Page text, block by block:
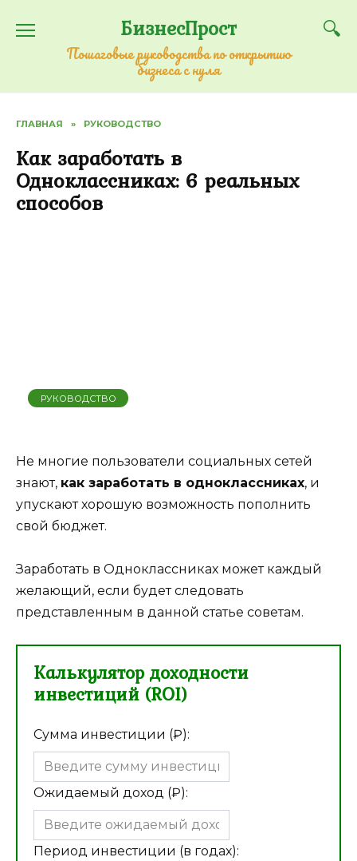
содержанию
БизнесПрост
Пошаговые руководства по открытию
бизнеса с нуля
ГЛАВНАЯ » РУКОВОДСТВО
Как заработать в
Одноклассниках: 6 реальных
способов
РУКОВОДСТВО
Не многие пользователи социальных сетей
знают, как заработать в одноклассниках, и
упускают хорошую возможность пополнить
свой бюджет.
Заработать в Одноклассниках может каждый
желающий, если будет следовать
представленным в данной статье советам.
Калькулятор доходности
инвестиций (ROI)
Сумма инвестиции (₽):
Ожидаемый доход (₽):
Период инвестиции (в годах):